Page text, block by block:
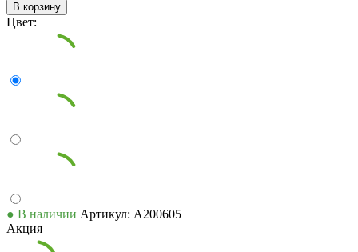
В корзину
Цвет:
● В наличии Артикул: А200605
Акция